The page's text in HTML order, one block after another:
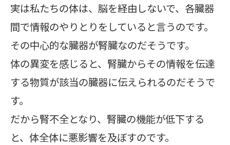
実は私たちの体は、脳を経由しないで、各臓器
間で情報のやりとりをしていると言うのです。
その中心的な臓器が腎臓なのだそうです。
体の異変を感じると、腎臓からその情報を伝達
する物質が該当の臓器に伝えられるのだそうで
す。
だから腎不全となり、腎臓の機能が低下する
と、体全体に悪影響を及ぼすのです。